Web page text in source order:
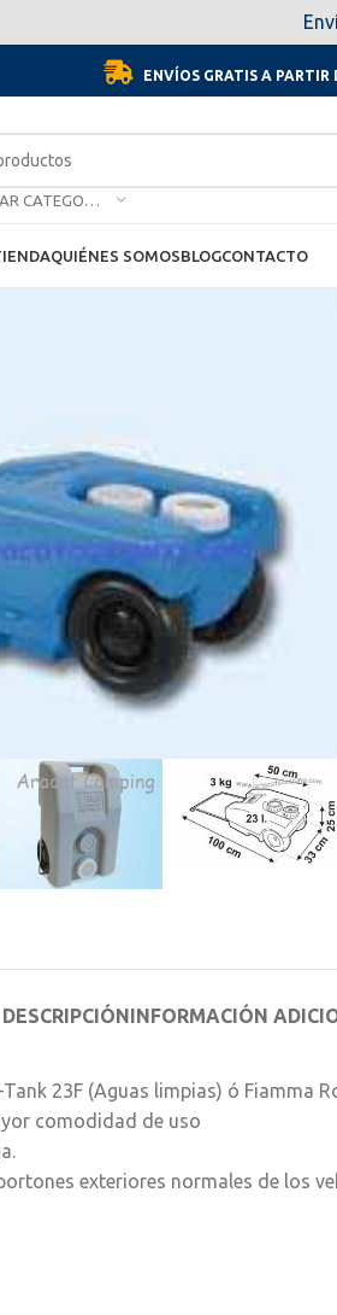
las vacaciones, del día 11 al 23 de
ENVÍOS GRATIS A PARTIR
QUIÉNES SOMOSBLOGCONTACTO
DESCRIPCIÓNINFORMACIÓN
23F (Aguas limpias) ó Fiamma
comodidad de uso
exteriores normales de los